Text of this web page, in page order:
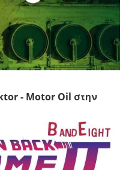
- Motor Oil στην